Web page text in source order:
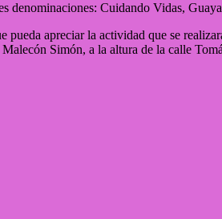
denominaciones: Cuidando Vidas,
pueda apreciar la actividad que se
Simón, a la altura de la calle